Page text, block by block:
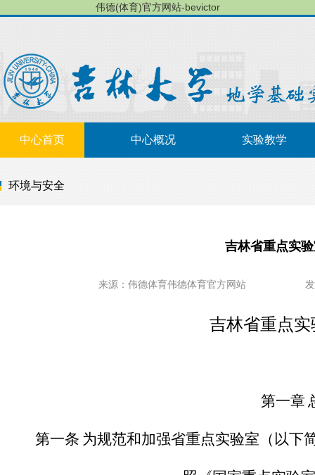
伟德(体育)官方网站-bevictor
中心首页 中心概况 实验教学
环境与安全
吉林省重点实
来源：伟德体育伟德体育官方网站
吉林省重点
第一章
第一条 为规范和加强省重点实验室（以下